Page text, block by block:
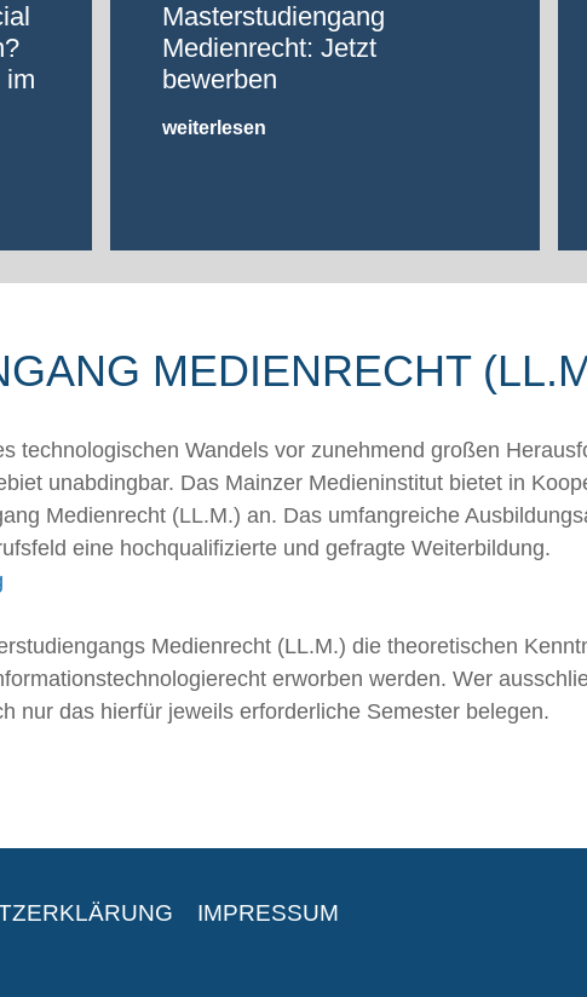
im
Masterstudiengang
Medienrecht: Jetzt
bewerben
weiterlesen
MEDIENRECHT
technologischen Wandels vor zunehmend großen
unabdingbar. Das Mainzer Medieninstitut bietet in
Medienrecht (LL.M.) an. Das umfangreiche
eine hochqualifizierte und gefragte Weiterbildung.
Medienrecht (LL.M.) die theoretischen
erworben werden. Wer
nur das hierfür jeweils erforderliche Semester belegen.
IMPRESSUM